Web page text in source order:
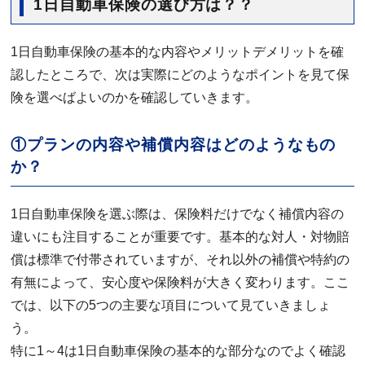
1日自動車保険の選び方は？？
1日自動車保険の基本的な内容やメリットデメリットを確
認したところで、次は実際にどのようなポイントを見て保
険を選べばよいのかを確認していきます。
①プランの内容や補償内容はどのようなもの
か？
1日自動車保険を選ぶ際は、保険料だけでなく補償内容の
違いにも注目することが重要です。基本的な対人・対物賠
償は標準で付帯されていますが、それ以外の補償や特約の
有無によって、安心度や保険料が大きく変わります。ここ
では、以下の5つの主要な項目について見ていきましょ
う。
特に1～4は1日自動車保険の基本的な部分なのでよく確認